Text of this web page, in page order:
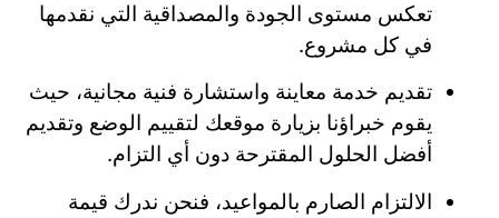
تعكس مستوى الجودة والمصداقية التي نقدمها
في كل مشروع.
تقديم خدمة معاينة واستشارة فنية مجانية، حيث
يقوم خبراؤنا بزيارة موقعك لتقييم الوضع وتقديم
أفضل الحلول المقترحة دون أي التزام.
الالتزام الصارم بالمواعيد، فنحن ندرك قيمة